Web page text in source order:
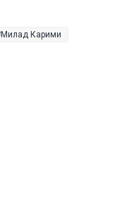
Милад Карими